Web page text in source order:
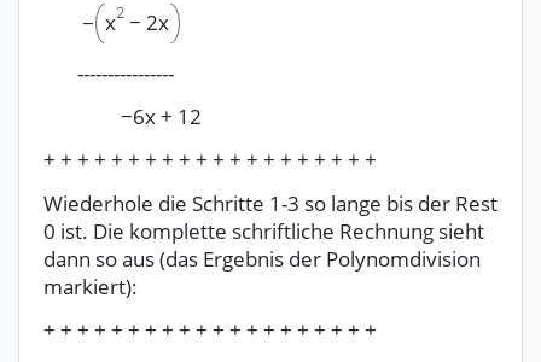
− x2 − 2x
----------------
−6x+ 12
+ + + + + + + + + + + + + + + + + + + +
Wiederhole die Schritte 1-3 so lange bis der Rest
0 ist. Die komplette schriftliche Rechnung sieht
dann so aus (das Ergebnis der Polynomdivision
markiert):
+ + + + + + + + + + + + + + + + + + + +